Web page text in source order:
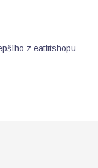
z eatfitshopu